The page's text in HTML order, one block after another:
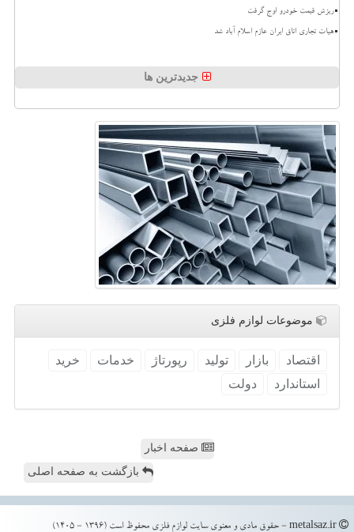
ریزش قیمت خودرو اوج گرفت
هیات تجاری اتاق ایران عازم اسلام آباد شد
جدیدترین ها
موضوعات لوازم فلزی
اقتصاد بازار تولید رپورتاژ خدمات
خرید
استاندارد
دولت
صفحه اخبار
بازگشت به صفحه اصلی